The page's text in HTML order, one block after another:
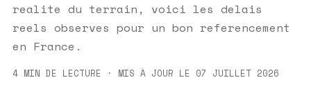
realite du terrain, voici les delais
reels observes pour un bon referencement
en France.
4 MIN DE LECTURE · MIS À JOUR LE 07 JUILLET 2026